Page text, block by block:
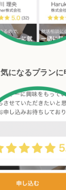
気になるプランに